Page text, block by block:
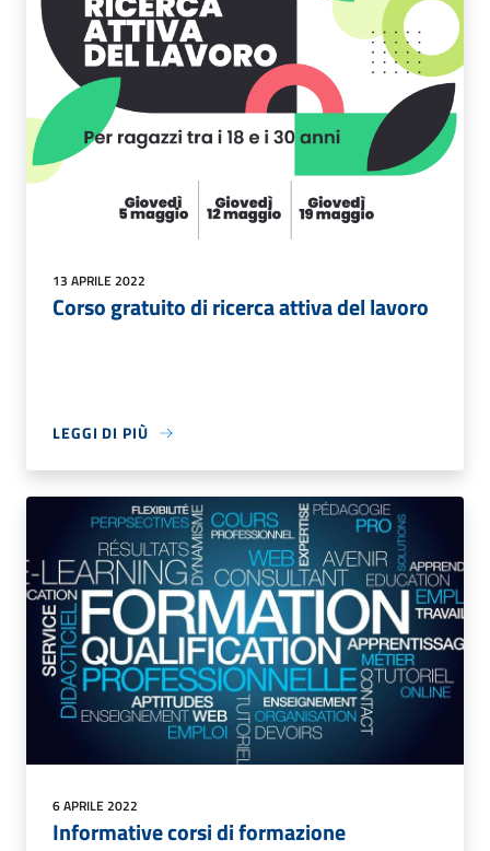
13 APRILE 2022
Corso gratuito di ricerca attiva del lavoro
LEGGI DI PIÙ
6 APRILE 2022
Informative corsi di formazione